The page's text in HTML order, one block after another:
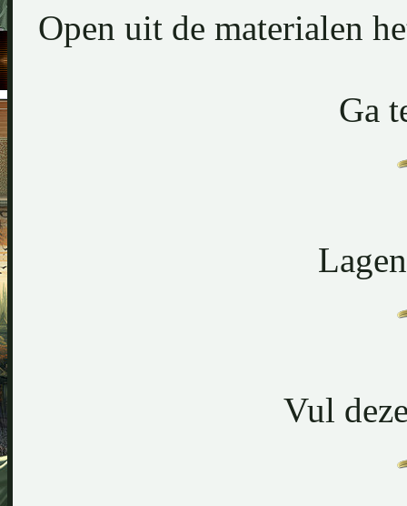
Open uit de materialen
Ga
Vul